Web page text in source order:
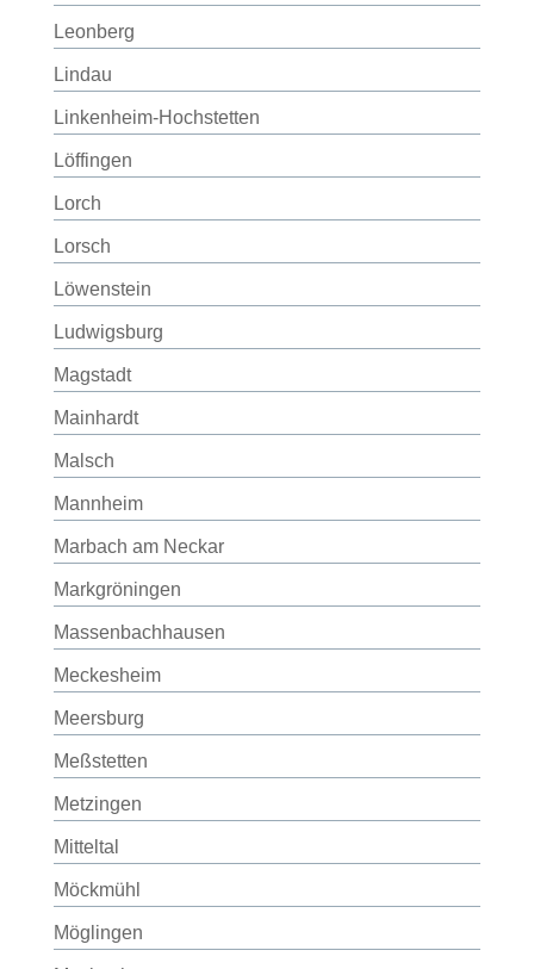
Leonberg
Lindau
Linkenheim-Hochstetten
Löffingen
Lorch
Lorsch
Löwenstein
Ludwigsburg
Magstadt
Mainhardt
Malsch
Mannheim
Marbach am Neckar
Markgröningen
Massenbachhausen
Meckesheim
Meersburg
Meßstetten
Metzingen
Mitteltal
Möckmühl
Möglingen